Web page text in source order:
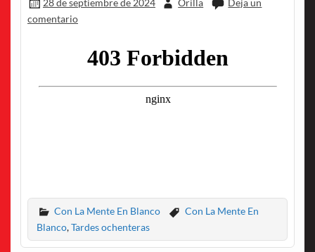
comentario
Con La Mente En Blanco
Con La Mente En
Blanco,Tardes ochenteras